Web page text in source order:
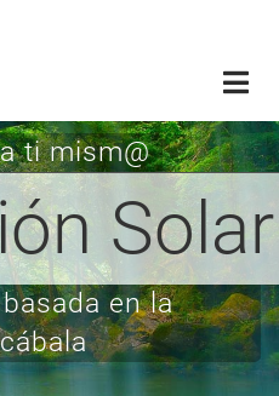
ti mism@
Solar
en la